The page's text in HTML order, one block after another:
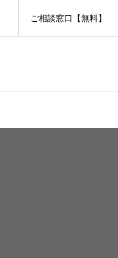
ご相談窓口【無料】